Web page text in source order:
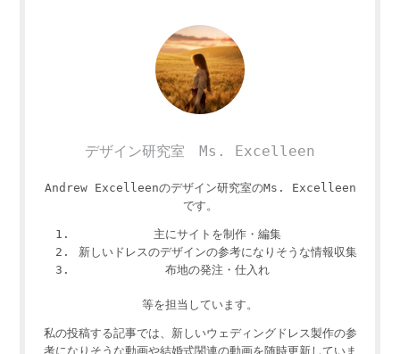
デザイン研究室 Ms. Excelleen
Andrew Excelleenのデザイン研究室のMs. Excelleen
です。
主にサイトを制作・編集
新しいドレスのデザインの参考になりそうな情報収集
布地の発注・仕入れ
等を担当しています。
私の投稿する記事では、新しいウェディングドレス製作の参
考になりそうな動画や結婚式関連の動画を随時更新していま